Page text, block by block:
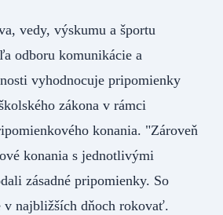
vedy, výskumu a športu
odboru komunikácie a
vyhodnocuje pripomienky
zákona v rámci
konania. "Zároveň
konania s jednotlivými
zásadné pripomienky. So
v najbližších dňoch rokovať.